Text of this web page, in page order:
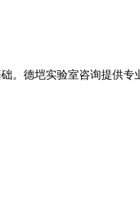
。德垲实验室咨询提供专